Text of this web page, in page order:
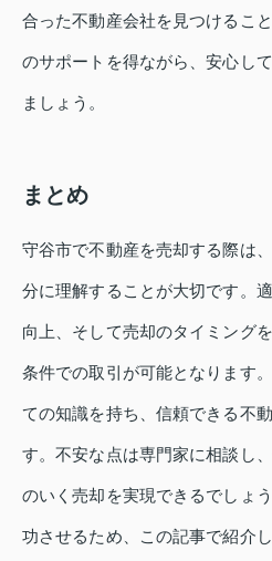
合った不動産会社を見つけるこ
のサポートを得ながら、安心し
ましょう。
まとめ
守谷市で不動産を売却する際は
分に理解することが大切です。
向上、そして売却のタイミング
条件での取引が可能となります
ての知識を持ち、信頼できる不
す。不安な点は専門家に相談し
のいく売却を実現できるでしょ
功させるため、この記事で紹介